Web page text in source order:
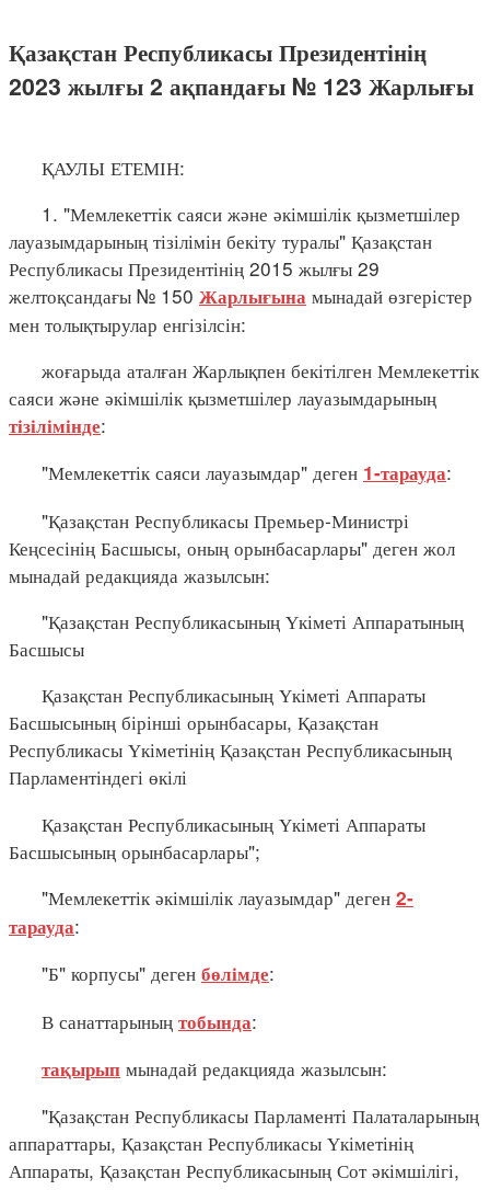
Қазақстан Республикасы Президентінің
2023 жылғы 2 ақпандағы № 123 Жарлығы
ҚАУЛЫ ЕТЕМІН:
1. "Мемлекеттік саяси және әкімшілік қызметшілер
лауазымдарының тізілімін бекіту туралы" Қазақстан
Республикасы Президентінің 2015 жылғы 29
желтоқсандағы № 150 Жарлығына мынадай өзгерістер
мен толықтырулар енгізілсін:
жоғарыда аталған Жарлықпен бекітілген Мемлекеттік
саяси және әкімшілік қызметшілер лауазымдарының
тізілімінде:
"Мемлекеттік саяси лауазымдар" деген 1-тарауда:
"Қазақстан Республикасы Премьер-Министрі
Кеңсесінің Басшысы, оның орынбасарлары" деген жол
мынадай редакцияда жазылсын:
"Қазақстан Республикасының Үкіметі Аппаратының
Басшысы
Қазақстан Республикасының Үкіметі Аппараты
Басшысының бірінші орынбасары, Қазақстан
Республикасы Үкіметінің Қазақстан Республикасының
Парламентіндегі өкілі
Қазақстан Республикасының Үкіметі Аппараты
Басшысының орынбасарлары";
"Мемлекеттік әкімшілік лауазымдар" деген 2-
тарауда:
"Б" корпусы" деген бөлімде:
В санаттарының тобында:
тақырып мынадай редакцияда жазылсын:
"Қазақстан Республикасы Парламенті Палаталарының
аппараттары, Қазақстан Республикасы Үкіметінің
Аппараты, Қазақстан Республикасының Сот әкімшілігі,